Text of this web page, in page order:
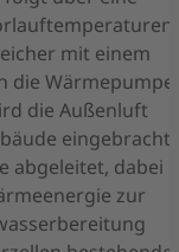
mit einem
die Wärmepumpe
die Außenluft
eingebracht.
abgeleitet, dabei
zur